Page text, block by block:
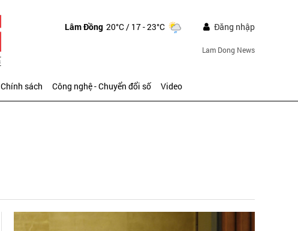
Lâm Đồng 20°C/ 17 - 23°C Đăng nhập
Lam Dong News
Chính sách Công nghệ - Chuyển đổi số Video